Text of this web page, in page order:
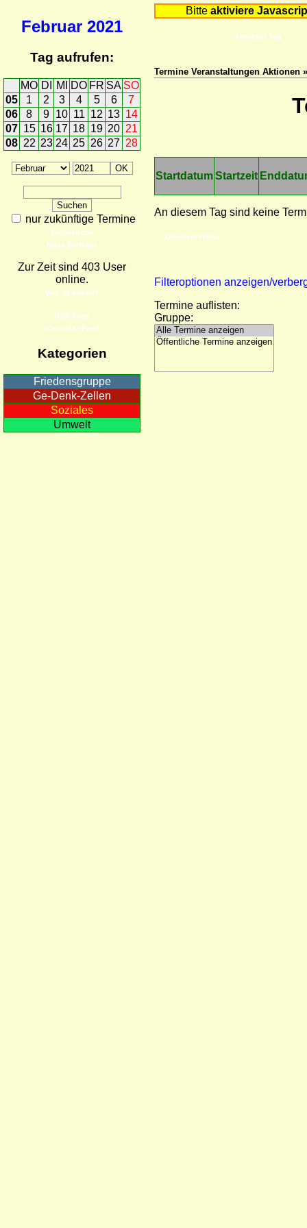
Februar 2021
Tag aufrufen:
MO DI MI DO FR SA SO
05
1 2 3 4 5 6
7
06
8 9 10 11 12 13 14
07 15 16 17 18 19 20 21
08 22 23 24 25 26 27 28
nur zukünftige Termine
Detailsuche
Neue Einträge
Zur Zeit sind 403 User
online.
Wer ist online?
RSS-Feed
iCalendar-Feed
Kategorien
Friedensgruppe
Ge-Denk-Zellen
Soziales
Umwelt
Bitte aktiviere
Aktueller Tag
Termine Veranstaltungen Aktionen
StartdatumStartzeit
An diesem Tag sind keine
Druckvorschau
Filteroptionen anzeigen/
Termine auflisten:
Gruppe: